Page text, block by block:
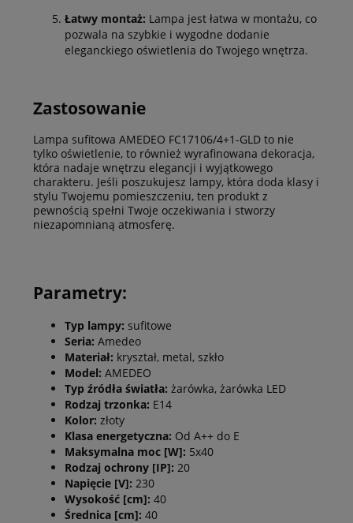
Łatwy montaż: Lampa jest łatwa w montażu, co
pozwala na szybkie i wygodne dodanie
eleganckiego oświetlenia do Twojego wnętrza.
Zastosowanie
Lampa sufitowa AMEDEO FC17106/4+1-GLD to nie
tylko oświetlenie, to również wyrafinowana dekoracja,
która nadaje wnętrzu elegancji i wyjątkowego
charakteru. Jeśli poszukujesz lampy, która doda klasy i
stylu Twojemu pomieszczeniu, ten produkt z
pewnością spełni Twoje oczekiwania i stworzy
niezapomnianą atmosferę.
Parametry:
Typ lampy: sufitowe
Seria: Amedeo
Materiał: kryształ, metal, szkło
Model: AMEDEO
Typ źródła światła: żarówka, żarówka LED
Rodzaj trzonka: E14
Kolor: złoty
Klasa energetyczna: Od A++ do E
Maksymalna moc [W]: 5x40
Rodzaj ochrony [IP]: 20
Napięcie [V]: 230
Wysokość [cm]: 40
Średnica [cm]: 40